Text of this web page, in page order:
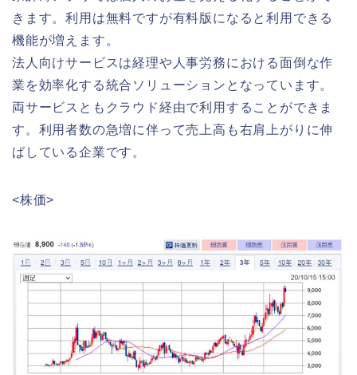
きます。利用は無料ですが有料版になると利用できる
機能が増えます。
法人向けサービスは経理や人事労務における面倒な作
業を効率化する統合ソリューションとなっています。
両サービスともクラウド経由で利用することができま
す。利用者数の急増に伴って売上高も右肩上がりに伸
ばしている企業です。
<株価>